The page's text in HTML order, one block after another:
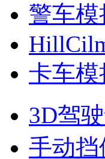
警车模
卡车模
3D驾
手动